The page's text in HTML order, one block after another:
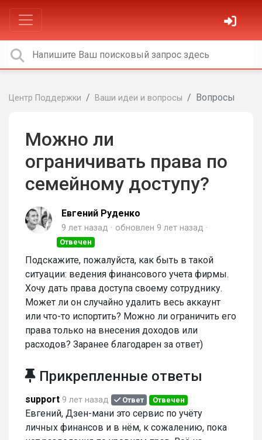
Центр Поддержки Ваши идеи и вопросы Вопросы
Можно ли
ограничивать права по
семейному доступу?
Евгений Руденко
9 лет назад обновлен 9 лет назад
Отвечен
Подскажите, пожалуйста, как быть в такой
ситуации: ведения финансового учета фирмы.
Хочу дать права доступа своему сотруднику.
Может ли он случайно удалить весь аккаунт
или что-то испортить? Можно ли ограничить его
права только на внесения доходов или
расходов? Заранее благодарен за ответ)
Прикрепленные ответы
support 9 лет назад Ответ Отвечен
Евгений, Дзен-мани это сервис по учёту
личных финансов и в нём, к сожалению, пока